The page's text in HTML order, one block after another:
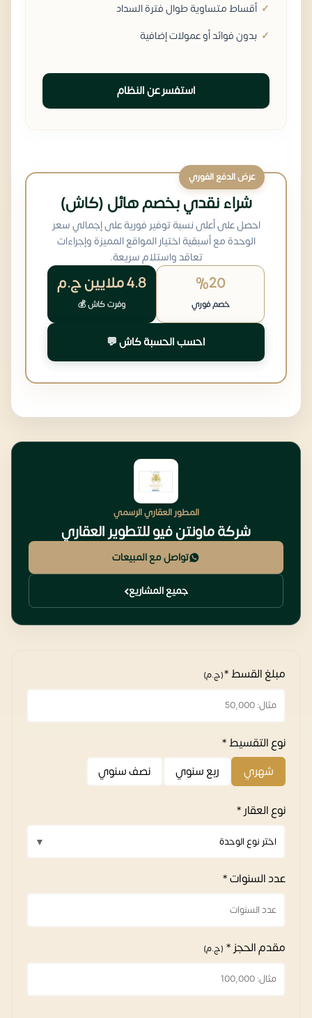
أقساط متساوية طوال فترة السداد
بدون فوائد أو عمولات إضافية
استفسر عن النظام
عرض الدفع الفوري
شراء نقدي بخصم هائل (كاش)
احصل على أعلى نسبة توفير فورية على إجمالي سعر
الوحدة مع أسبقية اختيار المواقع المميزة وإجراءات
تعاقد واستلام سريعة.
%20
خصم فوري
4.8 ملايين ج.م
وفرت كاش 💰
احسب الحسبة كاش 💬
المطور العقاري الرسمي
شركة ماونتن فيو للتطوير العقاري
تواصل مع المبيعات
جميع المشاريع
مبلغ القسط *(ج.م)
نوع التقسيط *
شهري
ربع سنوي نصف سنوي
نوع العقار *
عدد السنوات *
مقدم الحجز * (ج.م)